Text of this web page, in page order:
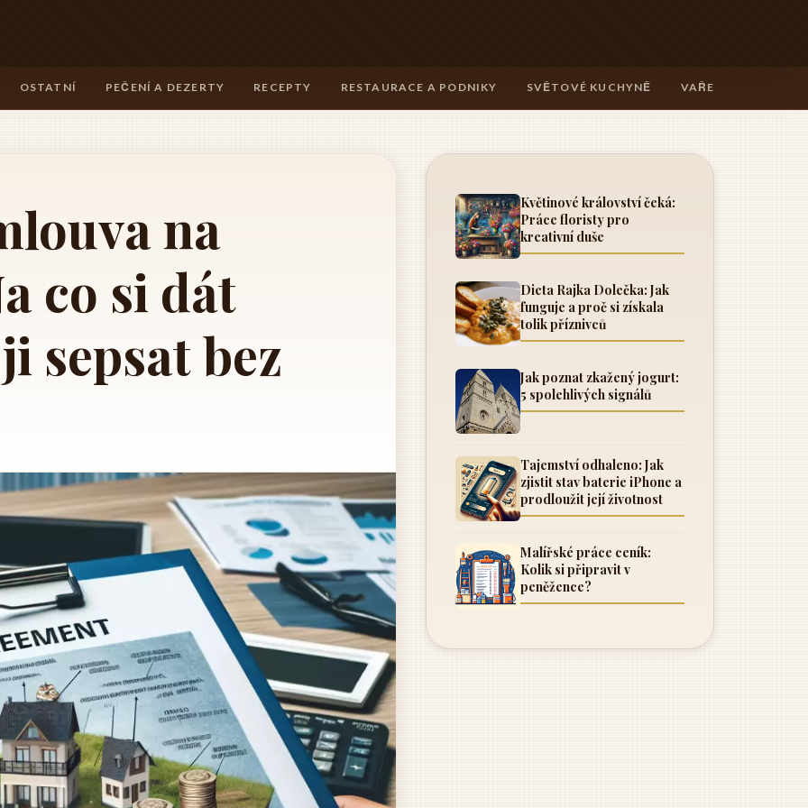
OSTATNÍ PEČENÍ A DEZERTY RECEPTY RESTAURACE A PODNIKY SVĚTOVÉ KUCHYNĚ VAŘENÍ A
na
co si dát
sepsat bez
Květinové království čeká:
Práce floristy pro
kreativní duše
Dieta Rajka Dolečka: Jak
funguje a proč si získala
tolik příznivců
Jak poznat zkažený jogurt:
5 spolehlivých signálů
Tajemství odhaleno: Jak
zjistit stav baterie iPhone a
prodloužit její životnost
Malířské práce ceník:
Kolik si připravit v
peněžence?